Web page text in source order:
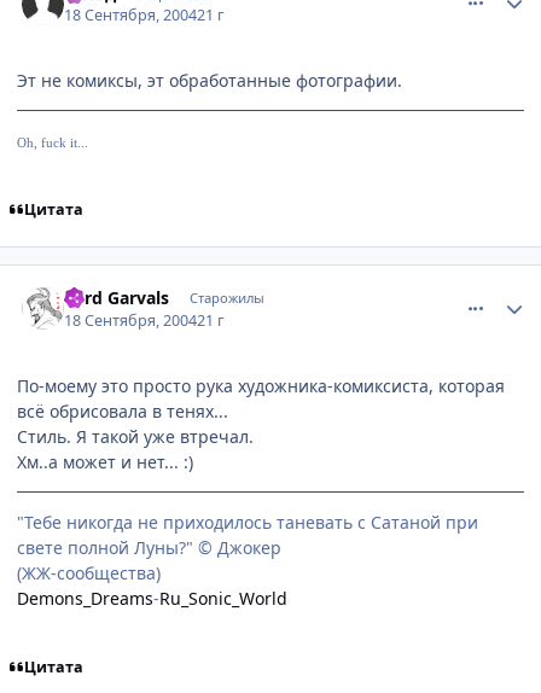
18 Сентября, 200421 г
Эт не комиксы, эт обработанные фотографии.
Oh, fuck it...
Цитата
Lord Garvals Старожилы
18 Сентября, 200421 г
По-моему это просто рука художника-комиксиста, которая
всё обрисовала в тенях...
Стиль. Я такой уже втречал.
Хм..а может и нет... :)
"Тебе никогда не приходилось таневать с Сатаной при
свете полной Луны?" © Джокер
(ЖЖ-сообщества)
Demons_Dreams-Ru_Sonic_World
Цитата